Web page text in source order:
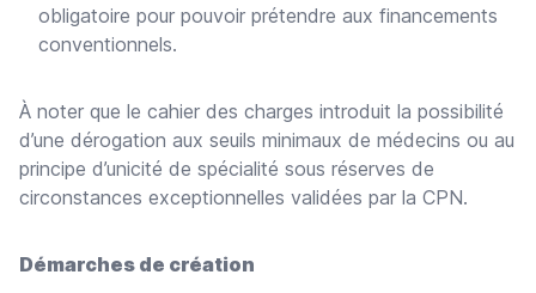
obligatoire pour pouvoir prétendre aux financements
conventionnels.
À noter que le cahier des charges introduit la possibilité
d’une dérogation aux seuils minimaux de médecins ou au
principe d’unicité de spécialité sous réserves de
circonstances exceptionnelles validées par la CPN.
Démarches de création